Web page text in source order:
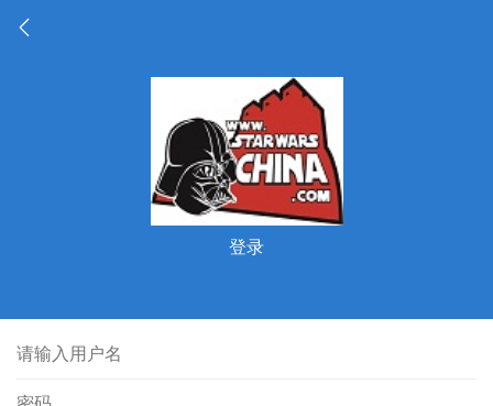
登录